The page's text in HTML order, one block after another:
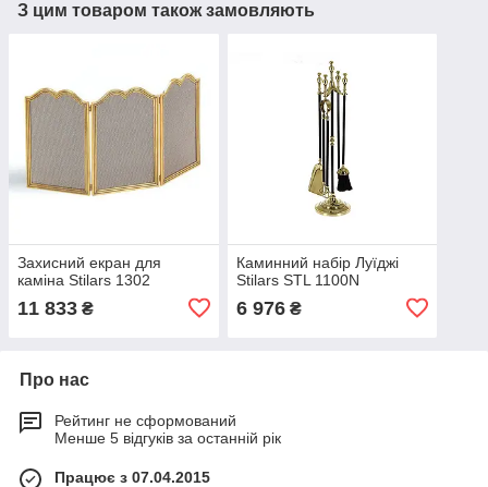
З цим товаром також замовляють
Захисний екран для
каміна Stilars 1302
11 833 ₴
Каминний набір Луїджі
Stilars STL 1100N
6 976₴
Про нас
Рейтинг не сформований
Менше 5 відгуків за останній рік
Працює з 07.04.2015